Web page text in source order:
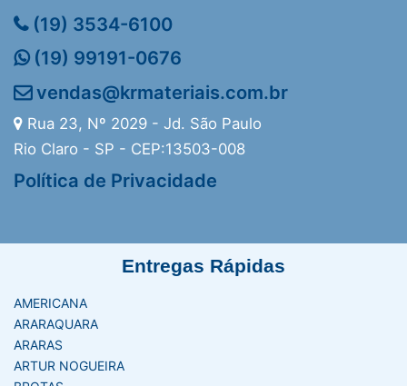
(19) 3534-6100
(19) 99191-0676
vendas@krmateriais.com.br
Rua 23, Nº 2029 - Jd. São Paulo
Rio Claro - SP - CEP:13503-008
Política de Privacidade
Entregas Rápidas
AMERICANA
ARARAQUARA
ARARAS
ARTUR NOGUEIRA